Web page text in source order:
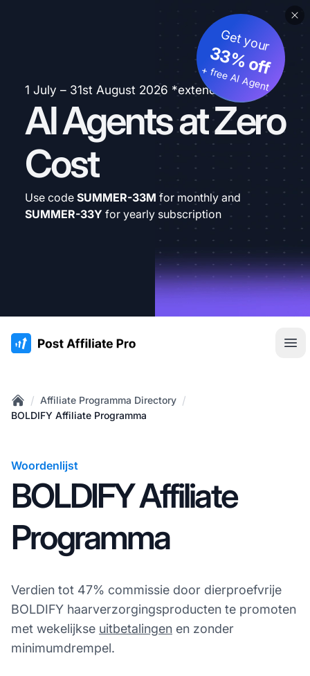
1 July – 31st August 2026 *extended
AI Agents at Zero
Cost
Get your
33% off
+ free AI Agent
Use code SUMMER-33M for monthly and
SUMMER-33Y for yearly subscription
:site.title
Home
/ Affiliate Programma Directory /
BOLDIFY Affiliate Programma
Woordenlijst
BOLDIFY Affiliate
Programma
Verdien tot 47% commissie door dierproefvrije
BOLDIFY haarverzorgingsproducten te promoten
met wekelijkse uitbetalingen en zonder
minimumdrempel.